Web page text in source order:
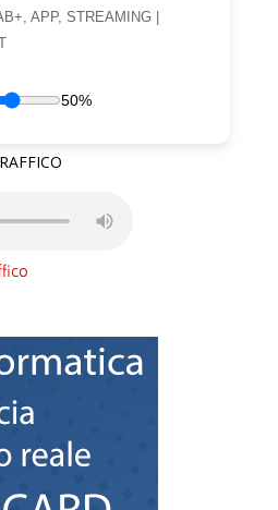
APP, STREAMING |
50%